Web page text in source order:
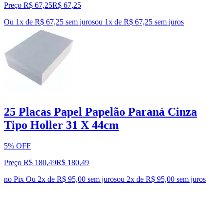
Preço R$ 67,25R$ 67,25
Ou 1x de R$ 67,25 sem jurosou 1x de R$ 67,25 sem juros
25 Placas Papel Papelão Paraná Cinza
Tipo Holler 31 X 44cm
5% OFF
Preço R$ 180,49R$ 180,49
no Pix Ou 2x de R$ 95,00 sem jurosou 2x de R$ 95,00 sem juros